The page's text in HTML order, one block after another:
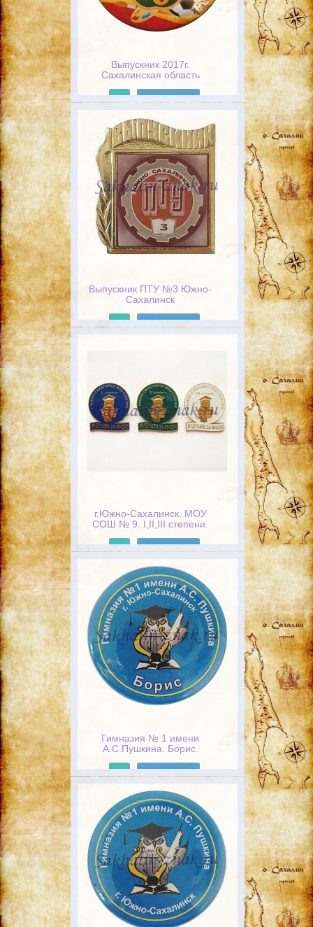
Выпускник 2017г.
Сахалинская область
Выпускник ПТУ №3 Южно-
Сахалинск
г.Южно-Сахалинск. МОУ
СОШ № 9. I,II,III степени.
Гимназия № 1 имени
А.С.Пушкина. Борис.